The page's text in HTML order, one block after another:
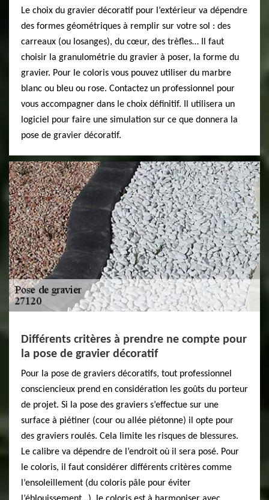
Le choix du gravier décoratif pour l’extérieur va dépendre
des formes géométriques à remplir sur votre sol : des
carreaux (ou losanges), du cœur, des trèfles… Il faut
choisir la granulométrie du gravier à poser, la forme du
gravier. Pour le coloris vous pouvez utiliser du marbre
blanc ou bleu ou rose. Contactez un professionnel pour
vous accompagner dans le choix définitif. Il utilisera un
logiciel pour faire une simulation sur ce que donnera la
pose de gravier décoratif.
Différents critères à prendre ne compte pour
la pose de gravier décoratif
Pour la pose de graviers décoratifs, tout professionnel
consciencieux prend en considération les goûts du porteur
de projet. Si la pose des graviers s’effectue sur une
surface à piétiner (cour ou allée piétonne) il opte pour
des graviers roulés. Cela limite les risques de blessures.
Le calibre va dépendre de l’endroit où il sera posé. Pour
le coloris, il faut considérer différents critères comme
l’ensoleillement (du coloris pâle pour éviter